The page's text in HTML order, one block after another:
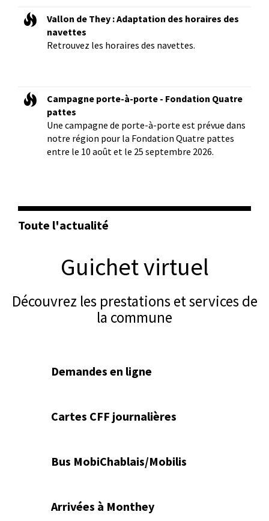
Vallon de They : Adaptation des horaires des
navettes
Retrouvez les horaires des navettes.
Campagne porte-à-porte - Fondation Quatre
pattes
Une campagne de porte-à-porte est prévue dans
notre région pour la Fondation Quatre pattes
entre le 10 août et le 25 septembre 2026.
Toute l'actualité
Guichet virtuel
Découvrez les prestations et services de
la commune
Demandes en ligne
Cartes CFF journalières
Bus MobiChablais/Mobilis
Arrivées à Monthey